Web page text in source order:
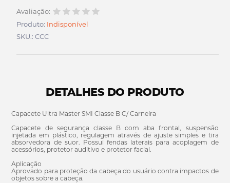
Avaliação:
Produto: Indisponível
SKU.: CCC
DETALHES DO PRODUTO
Capacete Ultra Master SMI Classe B C/ Carneira
Capacete de segurança classe B com aba frontal, suspensão
injetada em plástico, regulagem através de ajuste simples e tira
absorvedora de suor. Possui fendas laterais para acoplagem de
acessórios, protetor auditivo e protetor facial.
Aplicação
Aprovado para proteção da cabeça do usuário contra impactos de
objetos sobre a cabeça.